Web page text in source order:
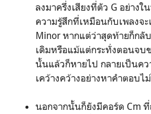
ลงมาครึ่งเสียงที่ตัว G อย่าง
ความรู้สึกที่เหมือนกับเพลงจ
Minor หากแต่ว่าสุดท้ายก็กลั
เดิมหรือแม้แต่กระทั่งตอนจบ
นั้นแล้วก็หายไป กลายเป็นค
เคว้างคว้างอย่างหาคำตอบไ
นอกจากนั้นก็ยังมีคอร์ด Cm